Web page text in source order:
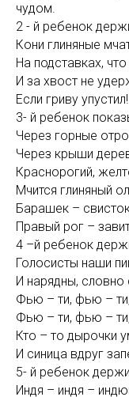
чудом.
2 - й ребенок
Кони глиняные
На подставках, что
И за хвост не
Если гриву упустил!
3- й ребенок
Через горные
Через крыши
Краснорогий,
Мчится глиняный
Барашек –
Правый рог –
4 –й ребенок
Голосисты наши
И нарядны, словно
Фью – ти, фью –
Фью – ти, фью –
Кто – то дырочки
И синица вдруг
5- й ребенок
Индя – индя –